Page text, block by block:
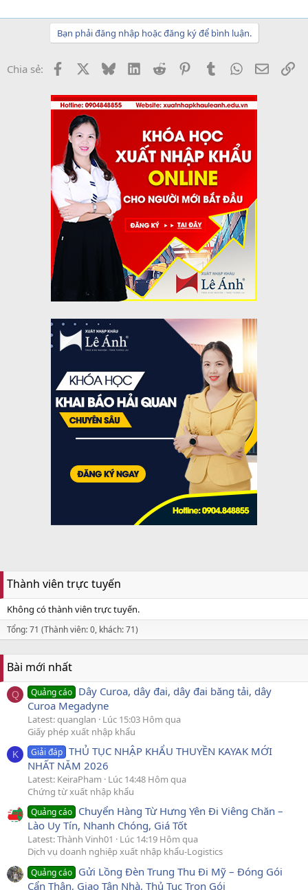
Bạn phải đăng nhập hoặc đăng ký để bình luận.
Chia sẻ: Facebook BlueskyLinkedInReddit PinterestTumblrWhatsApp
Email
Thành viên trực tuyến
Không có thành viên trực tuyến.
Tổng: 71 (Thành viên: 0, khách: 71)
Bài mới nhất
Q Quảng cáo Dây Curoa, dây đai, dây đai băng tải, dây
Curoa Megadyne
Latest: quanglan
Lúc 15:03 Hôm qua
Giấy phép xuất nhập khẩu
K Giải đáp THỦ TỤC NHẬP KHẨU THUYỀN KAYAK MỚI
NHẤT NĂM 2026
Latest: KeiraPham
Lúc 14:48 Hôm qua
Chứng từ xuất nhập khẩu
Quảng cáo Chuyển Hàng Từ Hưng Yên Đi Viêng Chăn –
Lào Uy Tín, Nhanh Chóng, Giá Tốt
Latest: Thành Vinh01
Lúc 14:19 Hôm qua
Dịch vụ doanh nghiệp xuất nhập khẩu-Logistics
Quảng cáo Gửi Lồng Đèn Trung Thu Đi Mỹ – Đóng Gói
Cẩn Thận, Giao Tận Nhà, Thủ Tục Trọn Gói